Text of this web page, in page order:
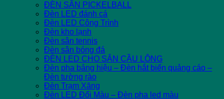
ĐÈN SÂN PICKELBALL
Đèn LED đánh cá
Đèn LED Công Trình
Đèn kho lạnh
Đèn sân tennis
Đèn sân bóng đá
ĐÈN LED CHO SÂN CẦU LÔNG
Đèn pha bảng hiệu – Đèn hắt biển quảng cáo –
Đèn tường rào
Đèn Trạm Xăng
Đèn LED Đổi Màu – Đèn pha led màu